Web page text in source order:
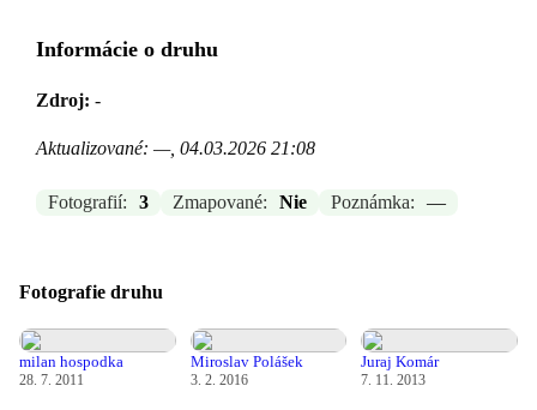
Informácie o druhu
Zdroj: -
Aktualizované: —, 04.03.2026 21:08
Fotografií: 3 Zmapované: Nie Poznámka: —
Fotografie druhu
milan hospodka
28. 7. 2011
Miroslav Polášek
3. 2. 2016
Juraj Komár
7. 11. 2013